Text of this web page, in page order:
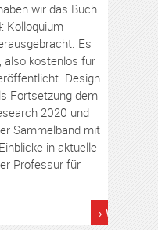
wir das Buch
Kolloquium
Es
also kostenlos für
Design
Fortsetzung dem
2020 und
Sammelband mit
in aktuelle
Professur für
›